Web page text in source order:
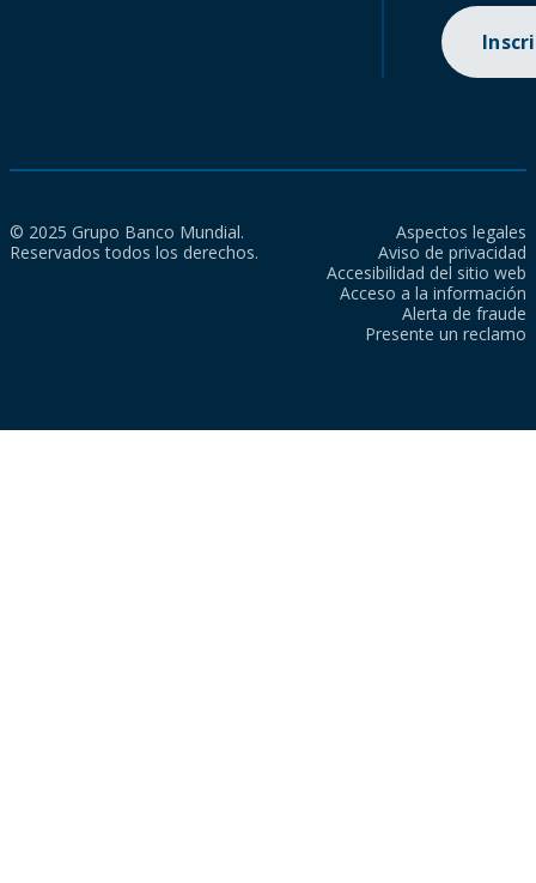
© 2025 Grupo Banco Mundial.
Reservados todos los derechos.
Aspectos legales
Aviso de privacidad
Accesibilidad del sitio web
Acceso a la información
Alerta de fraude
Presente un reclamo